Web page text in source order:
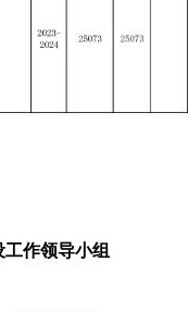
作领导小组